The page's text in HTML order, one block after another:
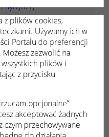
z plików cookies,
Używamy ich w
Portalu do preferencji
zezwolić na
plików i
z przycisku
opcjonalne”
akceptować żadnych
czym przechowywane